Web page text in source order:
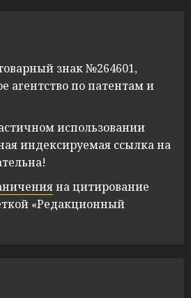
знак №264601,
агентство по патентам и
использовании
индексируемая ссылка на
на цитирование
«Редакционный